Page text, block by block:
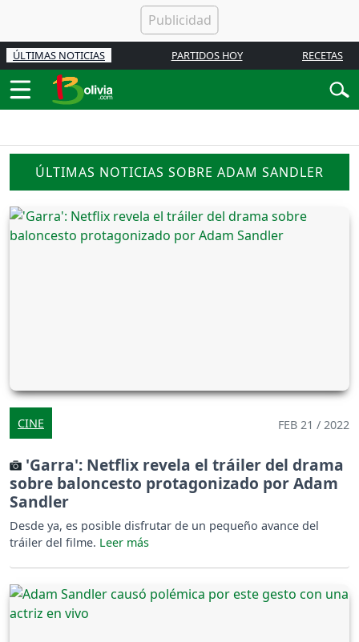
ÚLTIMAS NOTICIAS PARTIDOS HOY RECETAS
ÚLTIMAS NOTICIAS SOBRE ADAM SANDLER
CINE FEB 21 / 2022
'Garra': Netflix revela el tráiler del drama
sobre baloncesto protagonizado por Adam
Sandler
Desde ya, es posible disfrutar de un pequeño avance del
tráiler del filme.